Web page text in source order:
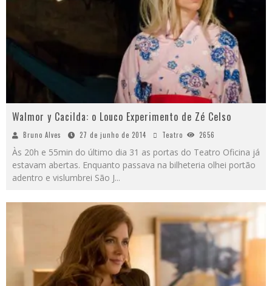
Walmor y Cacilda: o Louco Experimento de Zé Celso
Bruno Alves 27 de junho de 2014 Teatro 2656
Às 20h e 55min do último dia 31 as portas do Teatro Oficina já
estavam abertas. Enquanto passava na bilheteria olhei portão
adentro e vislumbrei São J...